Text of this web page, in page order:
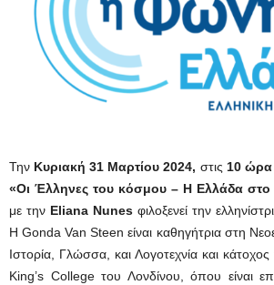
Την Κυριακή 31 Μαρτίου 2024, στις 10 ώρα
«Οι Έλληνες του κόσμου – Η Ελλάδα στο
με την Eliana Nunes φιλοξενεί την
Η Gonda Van Steen είναι καθηγήτρια στη
Ιστορία, Γλώσσα, και Λογοτεχνία και
King’s College του Λονδίνου, όπου είναι